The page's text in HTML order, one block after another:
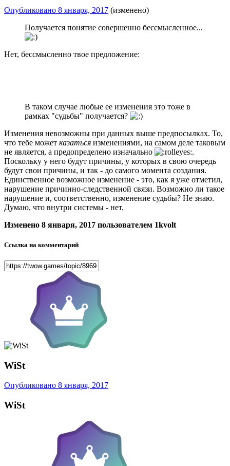
Опубликовано 8 января, 2017 (изменено)
Получается понятие совершенно бессмысленное...
Нет, бессмысленно твое предложение:
В таком случае любые ее изменения это тоже в
рамках "судьбы" получается?
Изменения невозможны при данных выше предпосылках. То,
что тебе может казаться изменениями, на самом деле таковым
не является, а предопределено изначально
.
Поскольку у него будут причины, у которых в свою очередь
будут свои причины, и так - до самого момента создания.
Единственное возможное изменение - это, как я уже отметил,
нарушение причинно-следственной связи. Возможно ли такое
нарушение и, соответственно, изменение судьбы? Не знаю.
Думаю, что внутри системы - нет.
Изменено 8 января, 2017 пользователем 1kvolt
Ссылка на комментарий
WiSt
Опубликовано 8 января, 2017
WiSt